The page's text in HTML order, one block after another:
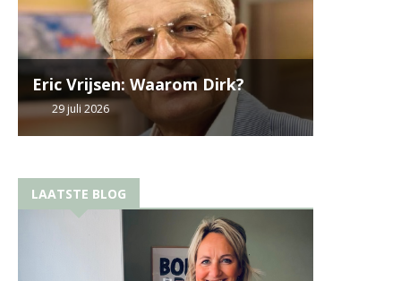
Eric Vrijsen: Waarom Dirk?
29 juli 2026
LAATSTE BLOG